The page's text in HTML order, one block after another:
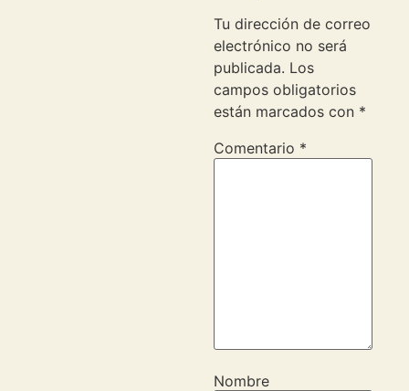
Tu dirección de correo
electrónico no será
publicada. Los
campos obligatorios
están marcados con *
Comentario *
Nombre